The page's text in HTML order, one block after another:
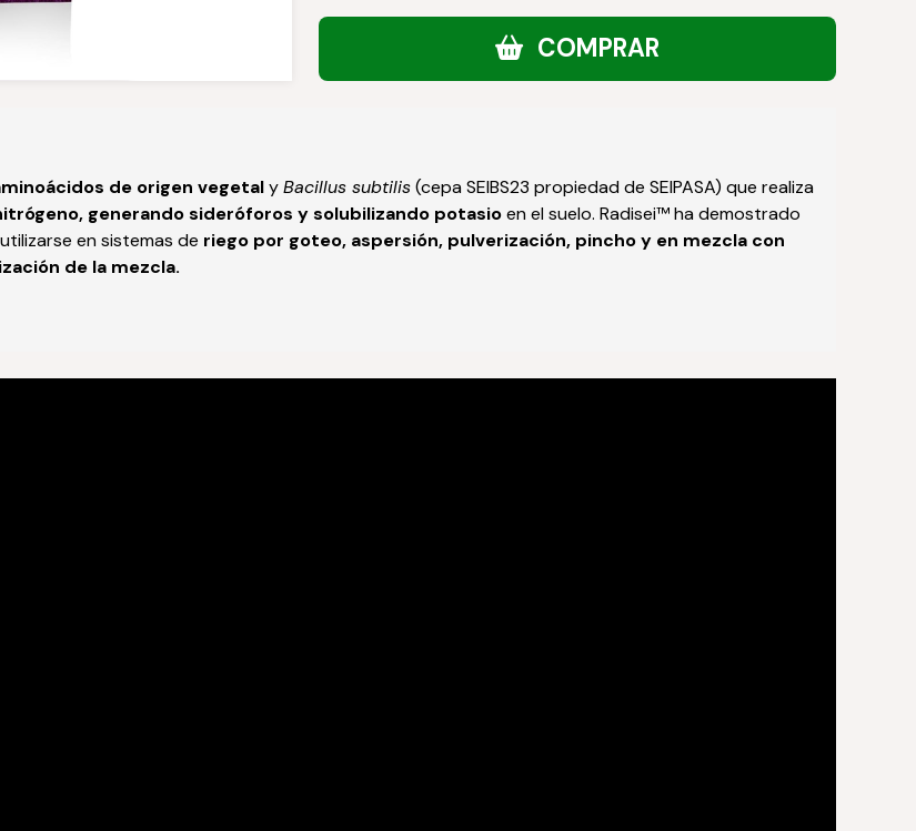
COMPRAR
de origen vegetalyBacillus subtilis(cepa SEIBS23 propiedad de SEIPASA) que realiza
generando sideróforos y solubilizando potasioen el suelo. Radisei™ ha demostrado
en sistemas de riego por goteo, aspersión, pulverización, pincho y en mezcla con
de la mezcla.